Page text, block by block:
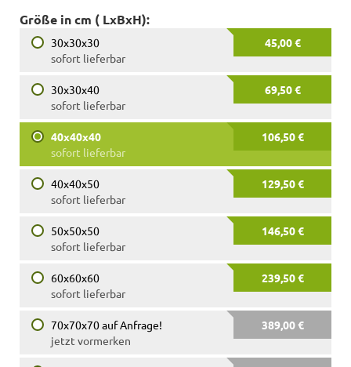
Größe in cm ( LxBxH):
30x30x30
45,00 €
sofort lieferbar
30x30x40
69,50 €
sofort lieferbar
40x40x40
106,50 €
sofort lieferbar
40x40x50
129,50 €
sofort lieferbar
50x50x50
146,50 €
sofort lieferbar
60x60x60
239,50 €
sofort lieferbar
70x70x70 auf Anfrage!
389,00 €
jetzt vormerken